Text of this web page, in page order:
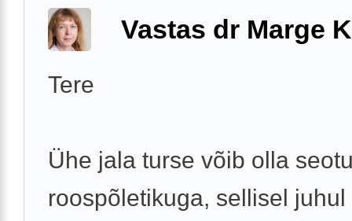
Vastas dr Marge
Tere
Ühe jala turse võib olla
roospõletikuga, sellisel juhul